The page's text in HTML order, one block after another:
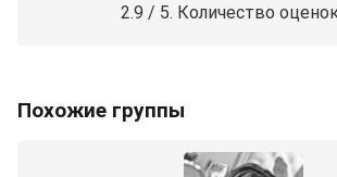
2.9 / 5. Количество
Похожие группы